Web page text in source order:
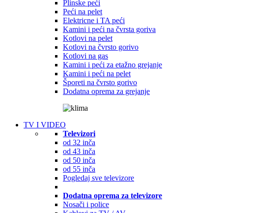
Plinske peći
Peći na pelet
Elektricne i TA peći
Kamini i peći na čvrsta goriva
Kotlovi na pelet
Kotlovi na čvrsto gorivo
Kotlovi na gas
Kamini i peći za etažno grejanje
Kamini i peći na pelet
Šporeti na čvrsto gorivo
Dodatna oprema za grejanje
TV I VIDEO
Televizori
od 32 inča
od 43 inča
od 50 inča
od 55 inča
Pogledaj sve televizore
Dodatna oprema za televizore
Nosači i police